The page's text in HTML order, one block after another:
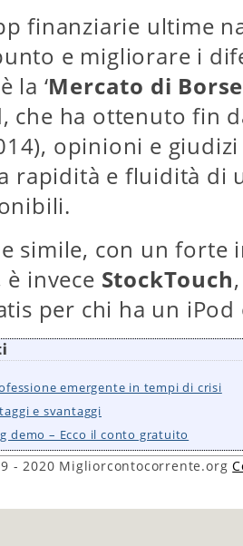
finanziarie ultime
e migliorare i
la ‘Mercato di
che ha ottenuto fin
opinioni e
rapidità e fluidità di
simile, con un
è invece StockTouch
per chi ha un iPod
emergente in tempi di crisi
e svantaggi
demo – Ecco il conto gratuito
- 2020 Migliorcontocorrente.org